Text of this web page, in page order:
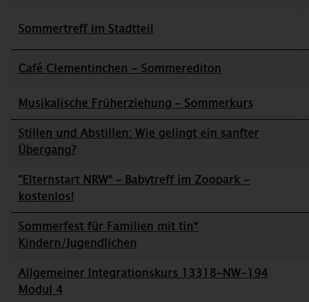
Sommertreff im Stadtteil
Café Clementinchen - Sommerediton
Musikalische Früherziehung – Sommerkurs
Stillen und Abstillen: Wie gelingt ein sanfter
Übergang?
"Elternstart NRW“ – Babytreff im Zoopark -
kostenlos!
Sommerfest für Familien mit tin*
Kindern/Jugendlichen
Allgemeiner Integrationskurs 13318-NW-194
Modul 4